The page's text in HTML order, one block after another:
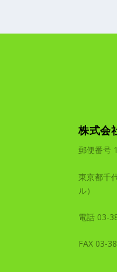
株式会
郵便番号
東京都千
ル）
電話 03-
FAX 03-